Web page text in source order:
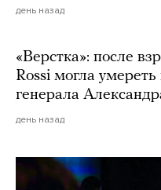
день назад
«Верстка»: после
Rossi могла
генерала
день назад